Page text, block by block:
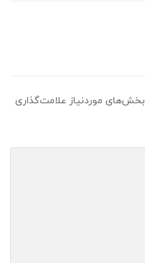
بخش‌های موردنیاز علامت‌گذاری